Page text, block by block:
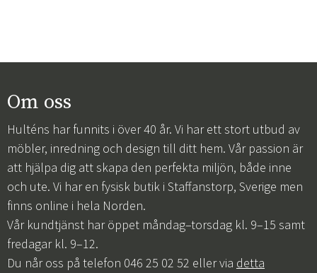
Om oss
Hulténs har funnits i över 40 år. Vi har ett stort utbud av
möbler, inredning och design till ditt hem. Vår passion är
att hjälpa dig att skapa den perfekta miljön, både inne
och ute. Vi har en fysisk butik i Staffanstorp, Sverige men
finns online i hela Norden.
Vår kundtjänst har öppet måndag–torsdag kl. 9–15 samt
fredagar kl. 9–12.
Du når oss på telefon 046 25 02 52 eller via detta